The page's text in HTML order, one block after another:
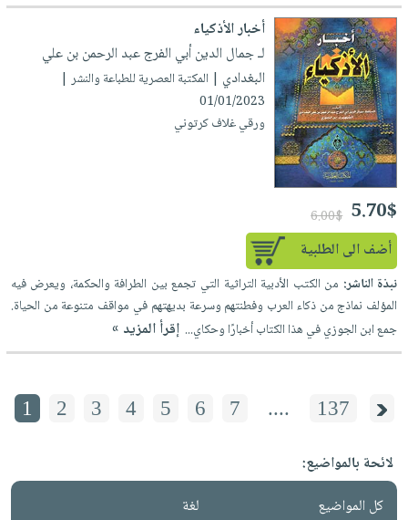
أخبار الأذكياء
لـ جمال الدين أبي الفرج عبد الرحمن بن علي
البغدادي | المكتبة العصرية للطباعة والنشر |
01/01/2023
ورقي غلاف كرتوني
5.70$
6.00$
أضف الى الطلبية
نبذة الناشر: من الكتب الأدبية التراثية التي تجمع بين الطرافة والحكمة، ويعرض فيه
المؤلف نماذج من ذكاء العرب وفطنتهم وسرعة بديهتهم في مواقف متنوعة من الحياة.
جمع ابن الجوزي في هذا الكتاب أخبارًا وحكاي... إقرأ المزيد »
1 2 3 4 5 6 7 .... 137
لائحة بالمواضيع:
كل المواضيع
لغة